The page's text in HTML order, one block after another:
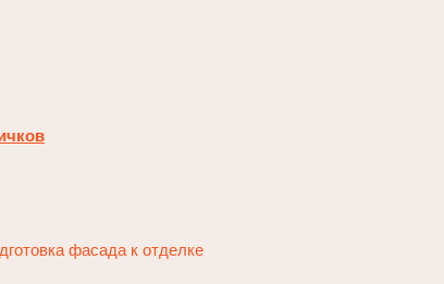
фасада к отделке